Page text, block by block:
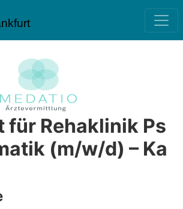
für Rehaklinik Ps
(m/w/d) – Ka